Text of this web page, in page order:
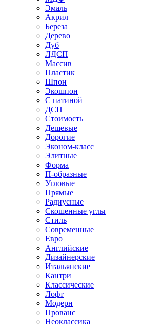
Эмаль
Акрил
Береза
Дерево
Дуб
ЛДСП
Массив
Пластик
Шпон
Экошпон
С патиной
ДСП
Стоимость
Дешевые
Дорогие
Эконом-класс
Элитные
Форма
П-образные
Угловые
Прямые
Радиусные
Скошенные углы
Стиль
Современные
Евро
Английские
Дизайнерские
Итальянские
Кантри
Классические
Лофт
Модерн
Прованс
Неоклассика